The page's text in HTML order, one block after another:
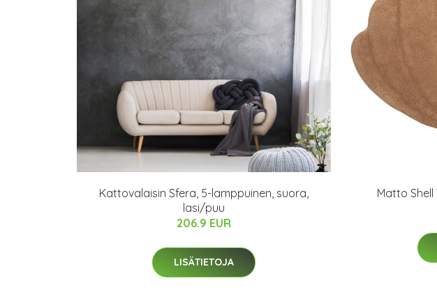
Kattovalaisin Sfera, 5-lamppuinen, suora,
lasi/puu
206.9 EUR
LISÄTIETOJA
Matto